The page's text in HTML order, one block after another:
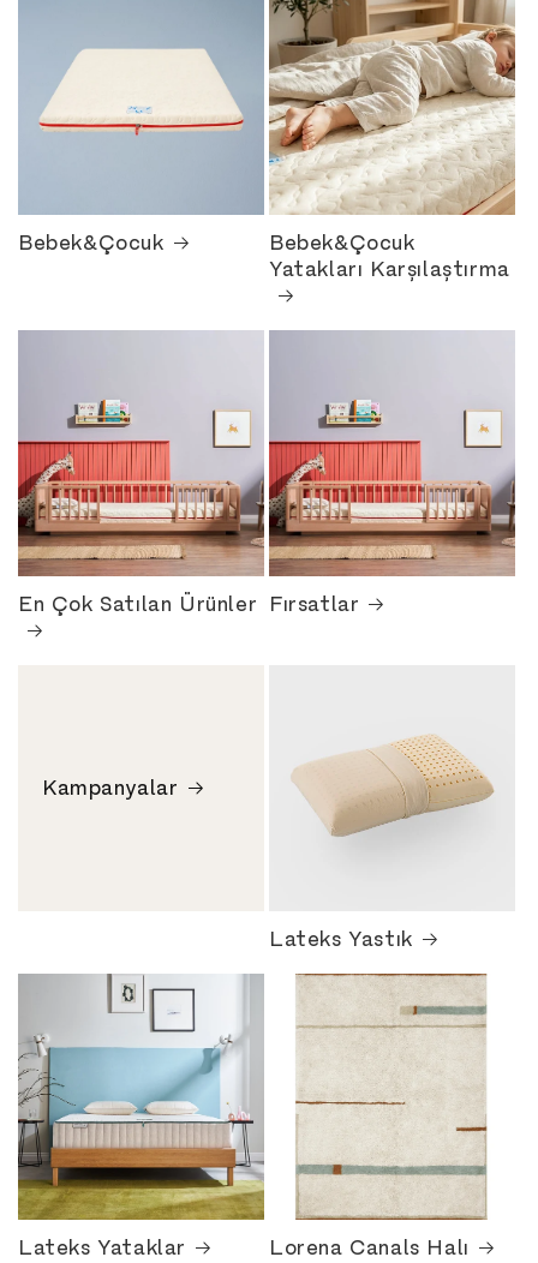
Bebek&Çocuk
Bebek&Çocuk
Yatakları Karşılaştırma
En Çok Satılan Ürünler Fırsatlar
Kampanyalar
Lateks Yastık
Lateks Yataklar Lorena Canals Halı